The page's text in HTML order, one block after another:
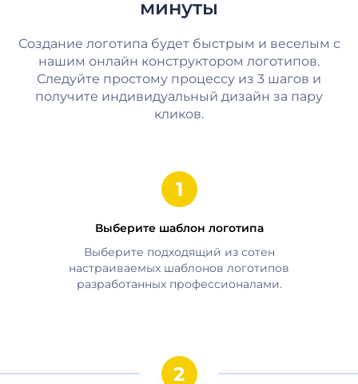
минуты
Создание логотипа будет быстрым и веселым с
нашим онлайн конструктором логотипов.
Следуйте простому процессу из 3 шагов и
получите индивидуальный дизайн за пару
кликов.
Выберите шаблон логотипа
Выберите подходящий из сотен
настраиваемых шаблонов логотипов
разработанных профессионалами.